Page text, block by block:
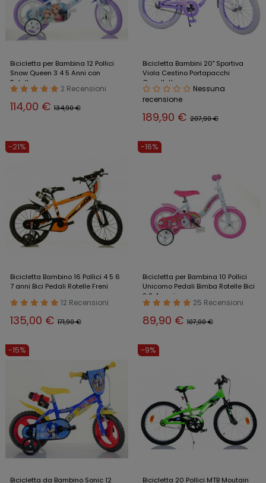
Bicicletta per Bambina 12 Pollici
Snow Queen 3 4 5 Anni con
Rotelle
2 Recensioni
114,00 € 134,90 €
Bicicletta Bambini 20" Sportiva
Viola Cestino Portapacchi
Cavalletto
Nessuna
recensione
189,90 € 207,90 €
-21%
Bicicletta Bambino 16 Pollici 4 5 6
7 anni Bici Pedali Rotelle Freni
12 Recensioni
135,00 € 171,90 €
-16%
Bicicletta per Bambina 10 Pollici
Unicorno Pedali Bimba Rotelle Bici
2 3 4 anni
25 Recensioni
89,90 € 107,00 €
-15%
Bicicletta da Bambino Sonic 12
-9%
Bicicletta 20 Pollici MTB Moutain